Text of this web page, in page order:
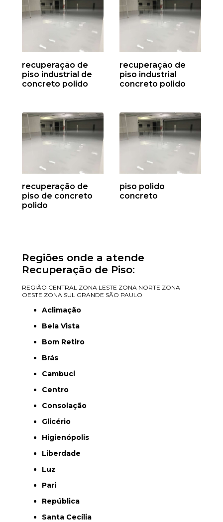
recuperação de
piso industrial de
concreto polido
recuperação de
piso industrial
concreto polido
recuperação de
piso de concreto
polido
piso polido
concreto
Regiões onde a atende
Recuperação de Piso:
REGIÃO CENTRAL ZONA LESTE ZONA NORTE ZONA
OESTE ZONA SUL GRANDE SÃO PAULO
Aclimação
Bela Vista
Bom Retiro
Brás
Cambuci
Centro
Consolação
Glicério
Higienópolis
Liberdade
Luz
Pari
República
Santa Cecília